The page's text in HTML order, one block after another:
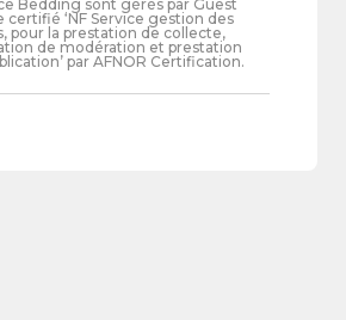
Bedding sont gérés par Guest
certifié ‘NF Service gestion des
pour la prestation de collecte,
de modération et prestation
par AFNOR Certification.